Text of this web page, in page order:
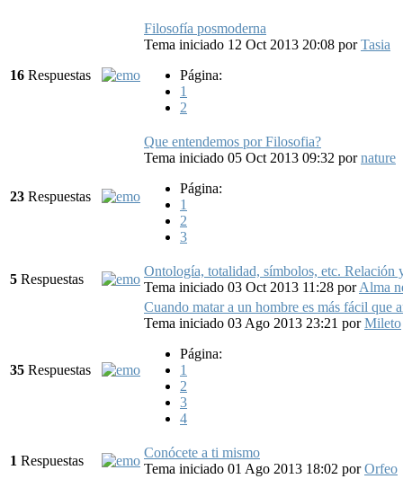
16 Respuestas
Filosofía posmoderna
Tema iniciado 12 Oct 2013 20:08 porTasia
Página:
1
2
23 Respuestas
Que entendemos por Filosofia?
Tema iniciado 05 Oct 2013 09:32 pornature
Página:
1
2
3
5 Respuestas
Ontología, totalidad, símbolos, etc. Relación
Tema iniciado 03 Oct 2013 11:28 porAlma
35 Respuestas
Cuando matar a un hombre es más fácil que
Tema iniciado 03 Ago 2013 23:21 porMileto
Página:
1
2
3
4
1 Respuestas
Conócete a ti mismo
Tema iniciado 01 Ago 2013 18:02 porOrfeo